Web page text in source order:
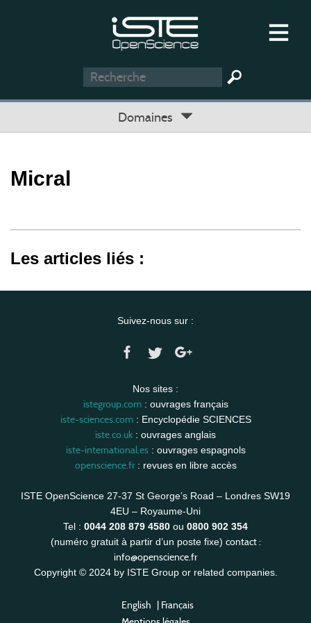
Domaines
Micral
Les articles liés :
Suivez-nous sur :
Nos sites :
istegroup.com: ouvrages français
iste-sciences.com: Encyclopédie SCIENCES
iste.co.uk : ouvrages anglais
iste-international.es: ouvrages espagnols
openscience.fr: revues en libre accès
ISTE OpenScience 27-37 St George’s Road – Londres SW19
4EU – Royaume-Uni
Tel : 0044 208 879 4580 ou 0800 902 354
(numéro gratuit à partir d’un poste fixe) contact :
info@openscience.fr
Copyright © 2024 by ISTE Group or related companies.
English | Français